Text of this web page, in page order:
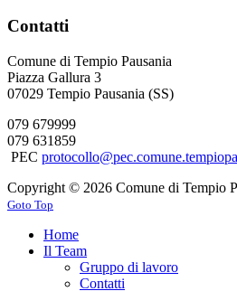
Contatti
Comune di Tempio Pausania
Piazza Gallura 3
07029 Tempio Pausania (SS)
079 679999
079 631859
PEC
Copyright © 2026 Comune di Tempio
Goto Top
Home
Il Team
Gruppo di lavoro
Contatti